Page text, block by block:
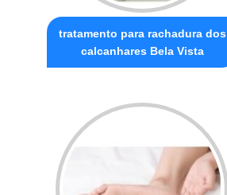
tratamento para rachadura dos
calcanhares Bela Vista